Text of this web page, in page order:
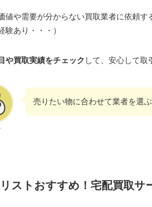
値や需要が分からない買取業者に依頼
験あり・・・）
や買取実績をチェック して、安心して取
売りたい物に合わせて業者を選
ストおすすめ！宅配買取サ